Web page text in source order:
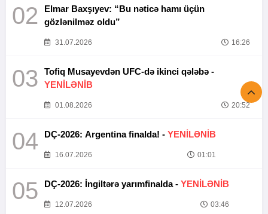
02
Elmar Baxşıyev: “Bu nəticə hamı üçün
gözlənilməz oldu”
31.07.2026 16:26
03
Tofiq Musayevdən UFC-də ikinci qələbə -
YENİLƏNİB
01.08.2026 20:52
04 DÇ-2026: Argentina finalda! - YENİLƏNİB
16.07.2026 01:01
05 DÇ-2026: İngiltərə yarımfinalda - YENİLƏNİB
12.07.2026 03:46